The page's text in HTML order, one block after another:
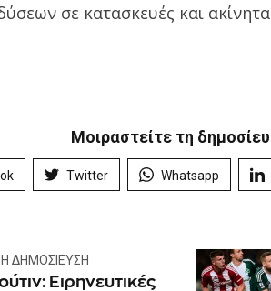
σε κατασκευές και
Μοιραστείτε τη
Twitter Whatsapp
ΔΗΜΟΣΊΕΥΣΗ
Ειρηνευτικές